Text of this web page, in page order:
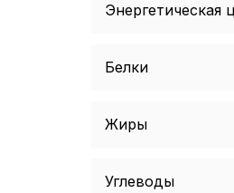
Энергетическая
Белки
Жиры
Углеводы